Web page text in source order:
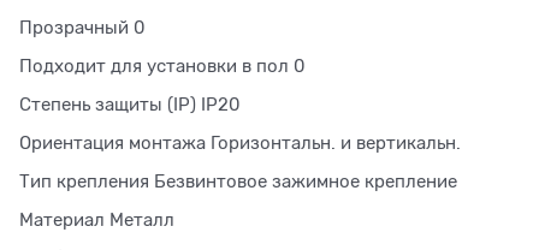
Прозрачный 0
Подходит для установки в пол 0
Степень защиты (IP) IP20
Ориентация монтажа Горизонтальн. и вертикальн.
Тип крепления Безвинтовое зажимное крепление
Материал Металл